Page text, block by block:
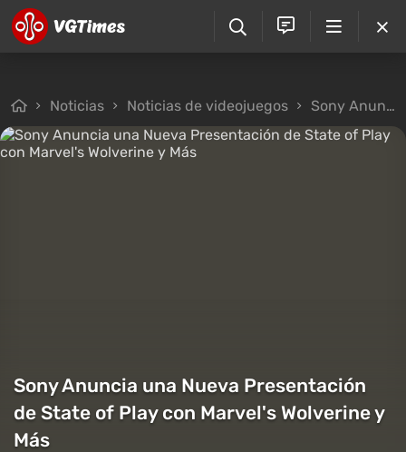
Noticias Noticias de videojuegos Sony Anuncia una Nueva Presentación de State of Play con Marvel's Wolverine y Más
Sony Anuncia una Nueva Presentación
de State of Play con Marvel's Wolverine y
Más